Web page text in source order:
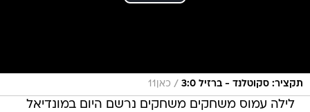
תקציר: סקוטלנד - ברזיל 3:0 / כאן11
לילה עמוס משחקים משחקים נרשם היום במונדיאל